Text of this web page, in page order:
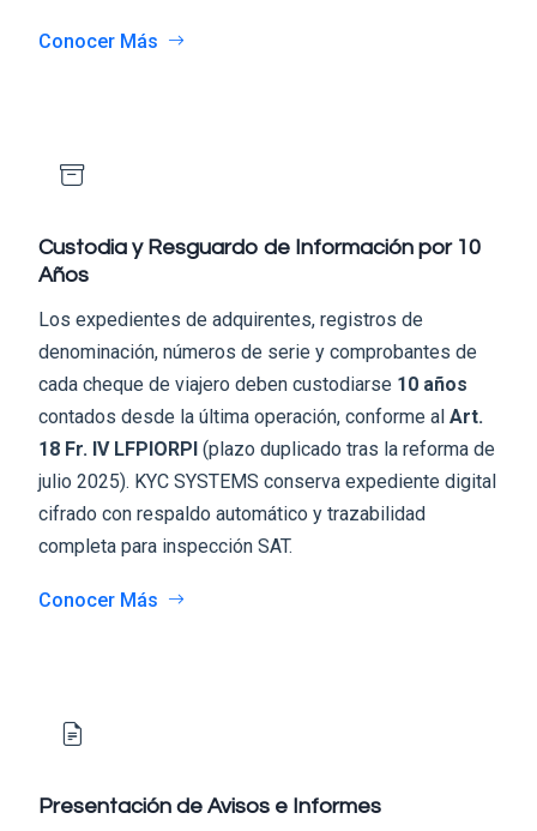
Conocer Más
Custodia y Resguardo de Información por 10
Años
Los expedientes de adquirentes, registros de
denominación, números de serie y comprobantes de
cada cheque de viajero deben custodiarse 10 años
contados desde la última operación, conforme al Art.
18 Fr. IV LFPIORPI (plazo duplicado tras la reforma de
julio 2025). KYC SYSTEMS conserva expediente digital
cifrado con respaldo automático y trazabilidad
completa para inspección SAT.
Conocer Más
Presentación de Avisos e Informes